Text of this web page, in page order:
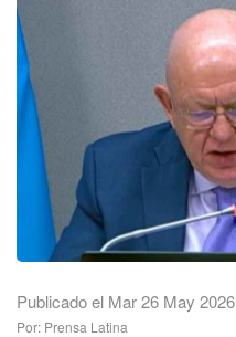
Publicado el Mar 26 May 2026
Por: Prensa Latina